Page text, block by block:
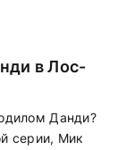
в Лос-
Данди?
серии, Мик